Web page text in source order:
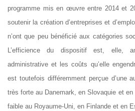
programme mis en œuvre entre 2014 et
soutenir la création d’entreprises et
n’ont que peu bénéficié aux catégories
L’efficience du dispositif est, elle,
administrative et les coûts qu’elle
est toutefois différemment perçue d’une
très forte au Danemark, en Slovaquie et
faible au Royaume-Uni, en Finlande et en